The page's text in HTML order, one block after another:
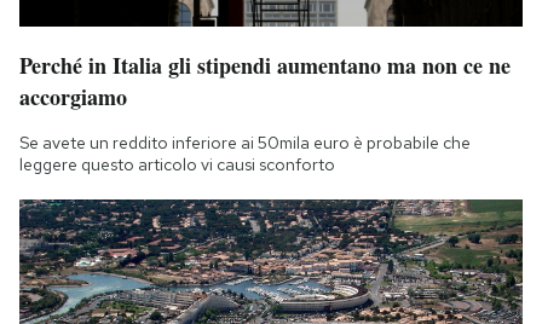
Notifiche mobile
Hai bisogno di aiuto?
Esci
Perché in Italia gli stipendi aumentano ma non ce ne
accorgiamo
Se avete un reddito inferiore ai 50mila euro è probabile che
leggere questo articolo vi causi sconforto